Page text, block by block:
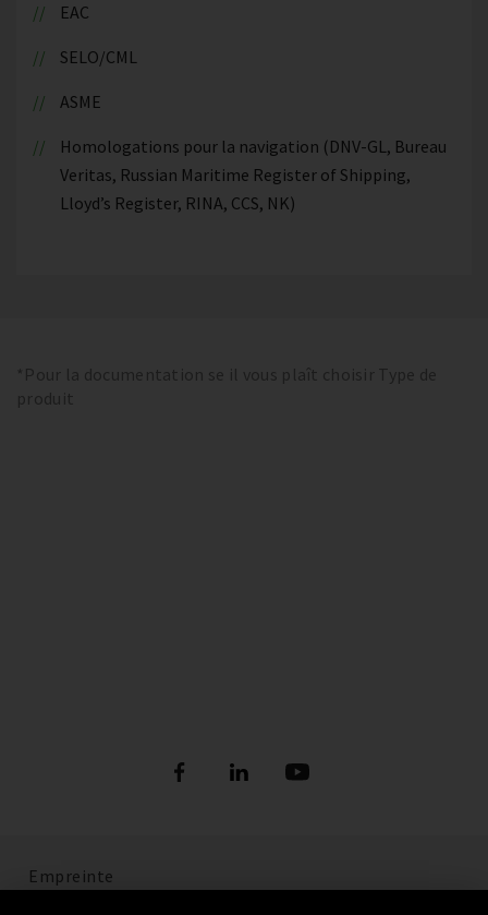
EAC
SELO/CML
ASME
Homologations pour la navigation (DNV-GL, Bureau
Veritas, Russian Maritime Register of Shipping,
Lloyd’s Register, RINA, CCS, NK)
*Pour la documentation se il vous plaît choisir Type de
produit
Empreinte